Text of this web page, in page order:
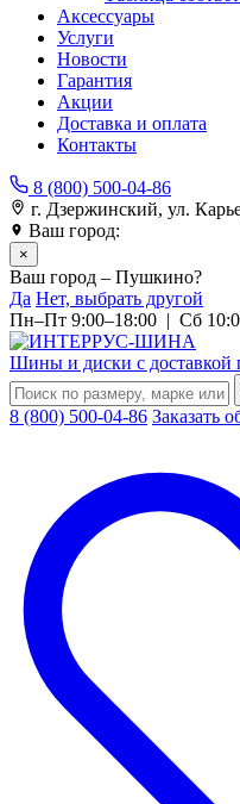
Аксессуары
Услуги
Новости
Гарантия
Акции
Доставка и оплата
Контакты
8 (800) 500-04-86
г. Дзержинский, ул.
Ваш город:
×
Ваш город – Пушкино?
Да Нет, выбрать другой
Пн–Пт 9:00–18:00 | Сб
Шины и диски с доставкой
8 (800) 500-04-86 Заказать